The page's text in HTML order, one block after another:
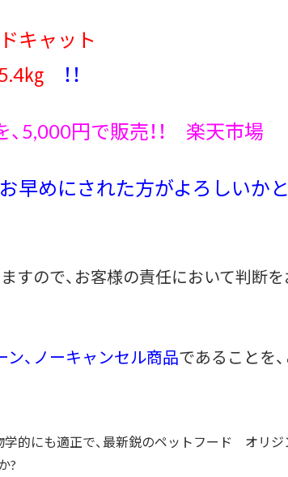
キャット
㎏ ！！
5,000円で販売！！ 楽天市場
早めにされた方がよろしいか
すので、お客様の責任において判断
、 ノーキャンセル商品であることを
学的にも適正で、最新鋭のペットフード オリ
?